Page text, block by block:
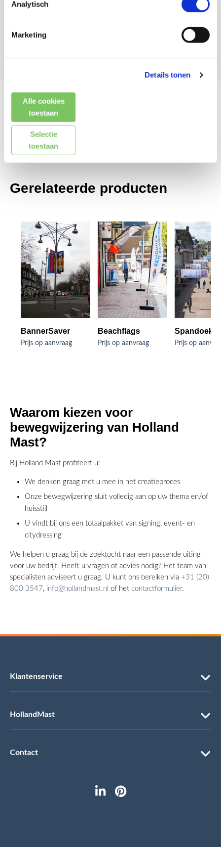
Analytisch
Marketing
Details tonen
Alle cookies
toestaan
Selectie
toestaan
Kenmerken
Reviews (0)
Gerelateerde producten
BannerSaver
Prijs op aanvraag
Beachflags
Prijs op aanvraag Prijs op
Waarom kiezen voor
bewegwijzering van Holland
Mast?
Bij Holland Mast profiteert u:
We denken graag met u mee in het creatieproces
Onze bewegwijzering sluit volledig aan op uw thema en/of
huisstijl
U vindt bij ons een totaalpakket van signing, event- en
citydressing
We helpen u graag bij de zoektocht naar een passende uiting
voor uw bedrijf. Heeft u vragen of advies nodig? Het team van
specialisten adviseert u graag. U kunt ons bereiken via +31 (20)
800 3547, info@hollandmast.nl of het contactformulier.
Klantenservice
HollandMast
Contact